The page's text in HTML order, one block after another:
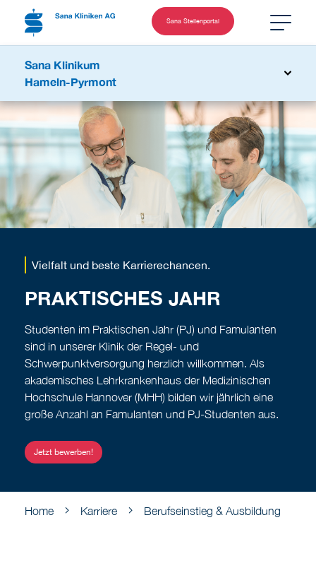
Sana Stellenportal
Sana Klinikum
Hameln-Pyrmont
Vielfalt und beste Karrierechancen.
PRAKTISCHES JAHR
Studenten im Praktischen Jahr (PJ) und Famulanten
sind in unserer Klinik der Regel- und
Schwerpunktversorgung herzlich willkommen. Als
akademisches Lehrkrankenhaus der Medizinischen
Hochschule Hannover (MHH) bilden wir jährlich eine
große Anzahl an Famulanten und PJ-Studenten aus.
Jetzt bewerben!
Home Karriere Berufseinstieg & Ausbildung